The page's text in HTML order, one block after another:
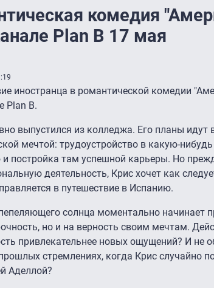
комедия
Plan B 17 мая
иностранца в романтической комедии
Plan B.
выпустился из колледжа. Его планы идут
мечтой: трудоустройство в какую-
постройка там успешной карьеры. Но
деятельность, Крис хочет как
в путешествие в Испанию.
солнца моментально начинает
но и на верность своим мечтам.
привлекательнее новых ощущений? И не
стремлениях, когда Крис случайно
Аделлой?